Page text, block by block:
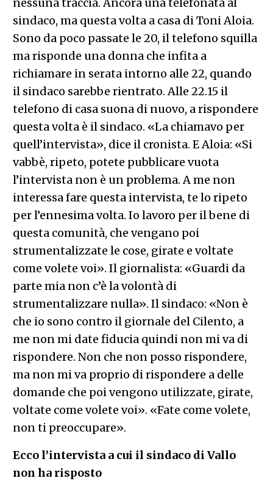
sindaco, ma questa volta a casa di Toni Aloia.
Sono da poco passate le 20, il telefono squilla
ma risponde una donna che infita a
richiamare in serata intorno alle 22, quando
il sindaco sarebbe rientrato. Alle 22.15 il
telefono di casa suona di nuovo, a rispondere
questa volta è il sindaco. «La chiamavo per
quell’intervista», dice il cronista. E Aloia: «Si
vabbè, ripeto, potete pubblicare vuota
l’intervista non è un problema. A me non
interessa fare questa intervista, te lo ripeto
per l’ennesima volta. Io lavoro per il bene di
questa comunità, che vengano poi
strumentalizzate le cose, girate e voltate
come volete voi». Il giornalista: «Guardi da
parte mia non c’è la volontà di
strumentalizzare nulla». Il sindaco: «Non è
che io sono contro il giornale del Cilento, a
me non mi date fiducia quindi non mi va di
rispondere. Non che non posso rispondere,
ma non mi va proprio di rispondere a delle
domande che poi vengono utilizzate, girate,
voltate come volete voi». «Fate come volete,
non ti preoccupare».
Ecco l’intervista a cui il sindaco di Vallo
non ha risposto